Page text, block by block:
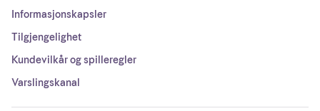
Informasjonskapsler
Tilgjengelighet
Kundevilkår og spilleregler
Varslingskanal